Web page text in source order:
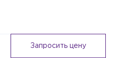
Запросить цену